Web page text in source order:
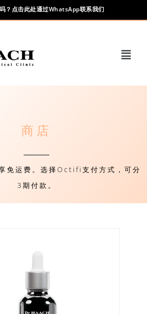
？点击此处通过WhatsApp联系我们
商店
免运费。选择Octifi支付方式，可分
3期付款。